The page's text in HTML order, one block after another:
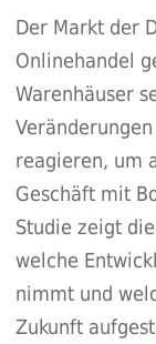
Der Markt der
Onlinehandel
Warenhäuser
reagieren, um
Geschäft mit
Studie zeigt
welche
nimmt und
Zukunft